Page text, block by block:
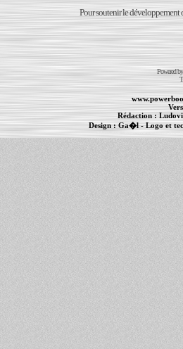
Pour soutenir le développement
Powered
Rédaction :
Design :Ga�l- Logo et
PowerBook